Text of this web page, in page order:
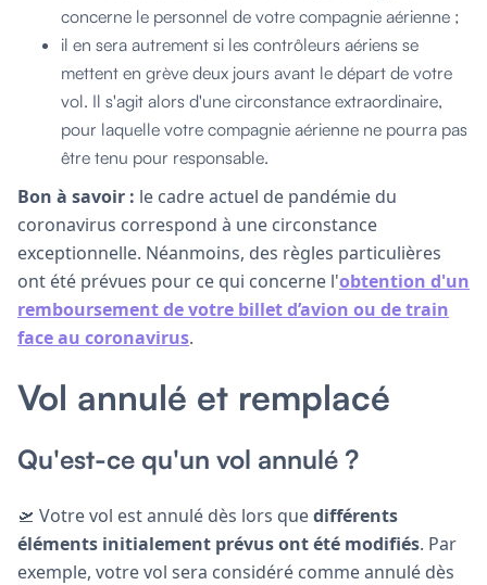
concerne le personnel de votre compagnie aérienne ;
il en sera autrement si les contrôleurs aériens se
mettent en grève deux jours avant le départ de votre
vol. Il s'agit alors d'une circonstance extraordinaire,
pour laquelle votre compagnie aérienne ne pourra pas
être tenu pour responsable.
Bon à savoir : le cadre actuel de pandémie du
coronavirus correspond à une circonstance
exceptionnelle. Néanmoins, des règles particulières
ont été prévues pour ce qui concerne l'obtention d'un
remboursement de votre billet d’avion ou de train
face au coronavirus.
Vol annulé et remplacé
Qu'est-ce qu'un vol annulé ?
🛫 Votre vol est annulé dès lors quedifférents
éléments initialement prévus ont été modifiés. Par
exemple, votre vol sera considéré comme annulé dès